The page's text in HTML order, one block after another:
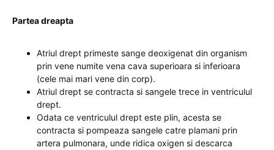
Partea dreapta
Atriul drept primeste sange deoxigenat din organism
prin vene numite vena cava superioara si inferioara
(cele mai mari vene din corp).
Atriul drept se contracta si sangele trece in ventriculul
drept.
Odata ce ventriculul drept este plin, acesta se
contracta si pompeaza sangele catre plamani prin
artera pulmonara, unde ridica oxigen si descarca